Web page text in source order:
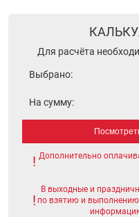
Для расчёта
Выбрано:
На сумму:
Дополнительно
В выходные и
по взятию и выполнению